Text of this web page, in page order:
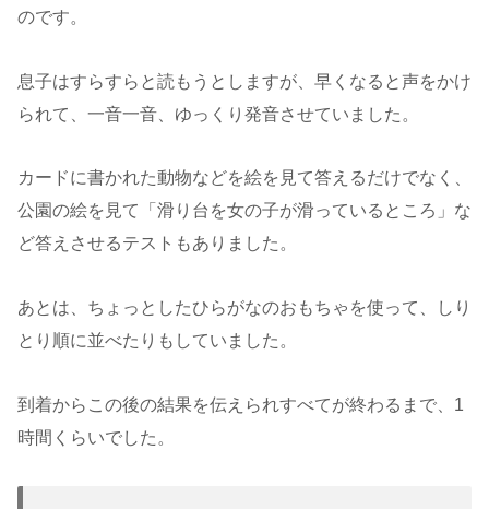
のです。
息子はすらすらと読もうとしますが、早くなると声をかけ
られて、一音一音、ゆっくり発音させていました。
カードに書かれた動物などを絵を見て答えるだけでなく、
公園の絵を見て「滑り台を女の子が滑っているところ」な
ど答えさせるテストもありました。
あとは、ちょっとしたひらがなのおもちゃを使って、しり
とり順に並べたりもしていました。
到着からこの後の結果を伝えられすべてが終わるまで、1
時間くらいでした。